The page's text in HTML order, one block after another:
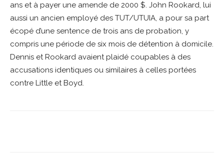
ans et à payer une amende de 2000 $. John Rookard, lui
aussi un ancien employé des TUT/UTUIA, a pour sa part
écopé d’une sentence de trois ans de probation, y
compris une période de six mois de détention à domicile.
Dennis et Rookard avaient plaidé coupables à des
accusations identiques ou similaires à celles portées
contre Little et Boyd.